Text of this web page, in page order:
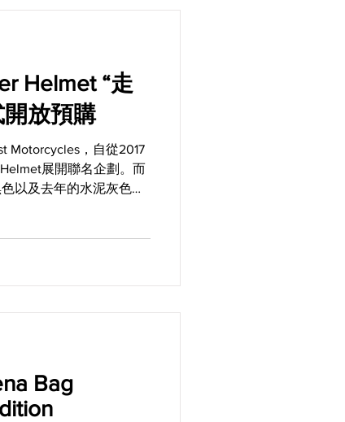
“走
放預購
Motorcycles，自從2017
展開聯名企劃。而
以及去年的水泥灰色之
Bag